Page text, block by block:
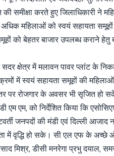
की समीक्षा करते हुए जिलाधिकारी
महिलाओं को स्वयं सहायता
को बेहतर बाजार उपलब्ध कराने हेतु
क्षेत्र में मलावन पावर प्लांट के
में स्वयं सहायता समूहों की
पर रोजगार के अवसर भी सृजित हो
एम एम, को निर्देशित किया कि
जनपदों की मंडी एवं दिल्ली आजाद
में वृद्धि हो सके। सी एल एफ के अच्छे
मिश्र, डीसी मनरेगा प्रभु दयाल,